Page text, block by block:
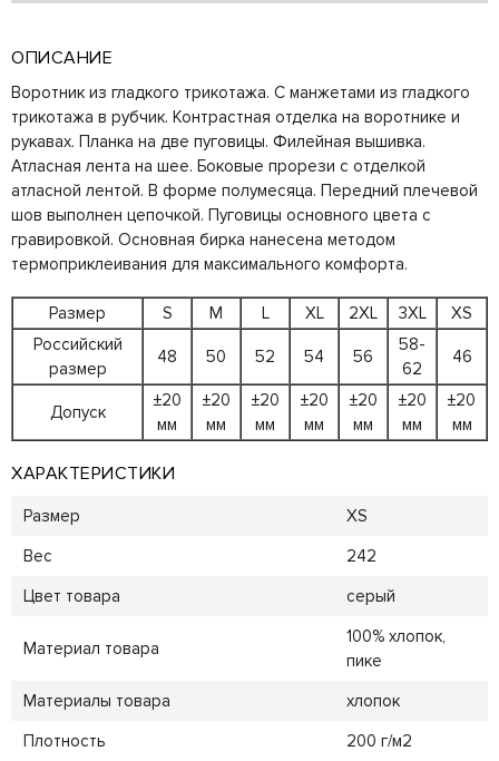
ОПИСАНИЕ
Воротник из гладкого трикотажа. С манжетами из гладкого
трикотажа в рубчик. Контрастная отделка на воротнике и
рукавах. Планка на две пуговицы. Филейная вышивка.
Атласная лента на шее. Боковые прорези с отделкой
атласной лентой. В форме полумесяца. Передний плечевой
шов выполнен цепочкой. Пуговицы основного цвета с
гравировкой. Основная бирка нанесена методом
термоприклеивания для максимального комфорта.
Размер S M L XL 2XL 3XL
XS
Российский
размер
48 50 52 54 56
58-
62
46
Допуск
±20
мм
±20
мм
±20
мм
±20
мм
±20
мм
±20
мм
±20
мм
ХАРАКТЕРИСТИКИ
Размер
XS
Вес
242
Цвет товара
серый
Материал товара
100% хлопок,
пике
Материалы товара
хлопок
Плотность
200 г/м2